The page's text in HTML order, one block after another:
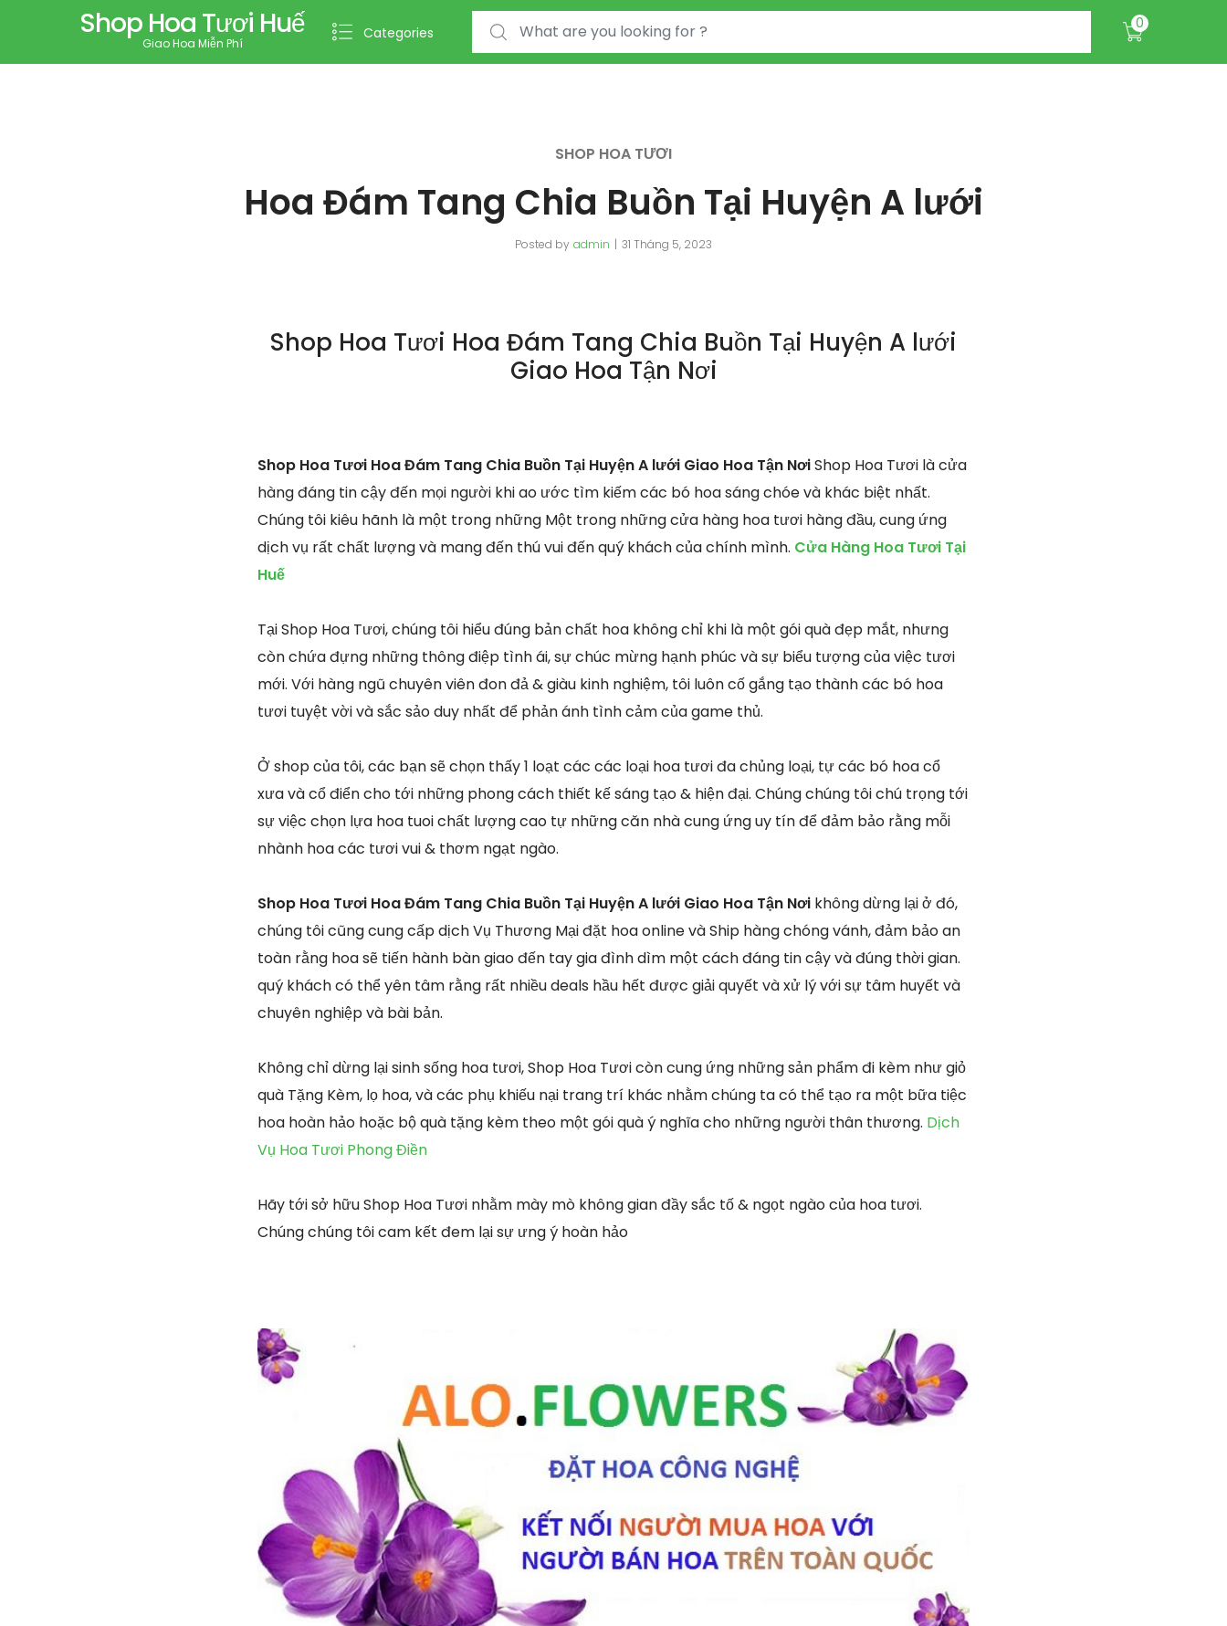
Shop Hoa Tươi Huế
Giao Hoa Miễn Phí
Categories
Search for: 0
SHOP HOA TƯƠI
Hoa Đám Tang Chia Buồn Tại Huyện A lưới
Posted by admin 31 Tháng 5, 2023
Shop Hoa Tươi Hoa Đám Tang Chia Buồn Tại Huyện A lưới
Giao Hoa Tận Nơi
Shop Hoa Tươi Hoa Đám Tang Chia Buồn Tại Huyện A lưới Giao Hoa Tận NơiShop Hoa Tươi là cửa
hàng đáng tin cậy đến mọi người khi ao ước tìm kiếm các bó hoa sáng chóe và khác biệt nhất.
Chúng tôi kiêu hãnh là một trong những Một trong những cửa hàng hoa tươi hàng đầu, cung ứng
dịch vụ rất chất lượng và mang đến thú vui đến quý khách của chính mình. Cửa Hàng Hoa Tươi Tại
Huế
Tại Shop Hoa Tươi, chúng tôi hiểu đúng bản chất hoa không chỉ khi là một gói quà đẹp mắt, nhưng
còn chứa đựng những thông điệp tình ái, sự chúc mừng hạnh phúc và sự biểu tượng của việc tươi
mới. Với hàng ngũ chuyên viên đon đả & giàu kinh nghiệm, tôi luôn cố gắng tạo thành các bó hoa
tươi tuyệt vời và sắc sảo duy nhất để phản ánh tình cảm của game thủ.
Ở shop của tôi, các bạn sẽ chọn thấy 1 loạt các các loại hoa tươi đa chủng loại, tự các bó hoa cổ
xưa và cổ điển cho tới những phong cách thiết kế sáng tạo & hiện đại. Chúng chúng tôi chú trọng tới
sự việc chọn lựa hoa tuoi chất lượng cao tự những căn nhà cung ứng uy tín để đảm bảo rằng mỗi
nhành hoa các tươi vui & thơm ngạt ngào.
Shop Hoa Tươi Hoa Đám Tang Chia Buồn Tại Huyện A lưới Giao Hoa Tận Nơi không dừng lại ở đó,
chúng tôi cũng cung cấp dịch Vụ Thương Mại đặt hoa online và Ship hàng chóng vánh, đảm bảo an
toàn rằng hoa sẽ tiến hành bàn giao đến tay gia đình dìm một cách đáng tin cậy và đúng thời gian.
quý khách có thể yên tâm rằng rất nhiều deals hầu hết được giải quyết và xử lý với sự tâm huyết và
chuyên nghiệp và bài bản.
Không chỉ dừng lại sinh sống hoa tươi, Shop Hoa Tươi còn cung ứng những sản phẩm đi kèm như giỏ
quà Tặng Kèm, lọ hoa, và các phụ khiếu nại trang trí khác nhằm chúng ta có thể tạo ra một bữa tiệc
hoa hoàn hảo hoặc bộ quà tặng kèm theo một gói quà ý nghĩa cho những người thân thương. Dịch
Vụ Hoa Tươi Phong Điền
Hãy tới sở hữu Shop Hoa Tươi nhằm mày mò không gian đầy sắc tố & ngọt ngào của hoa tươi.
Chúng chúng tôi cam kết đem lại sự ưng ý hoàn hảo